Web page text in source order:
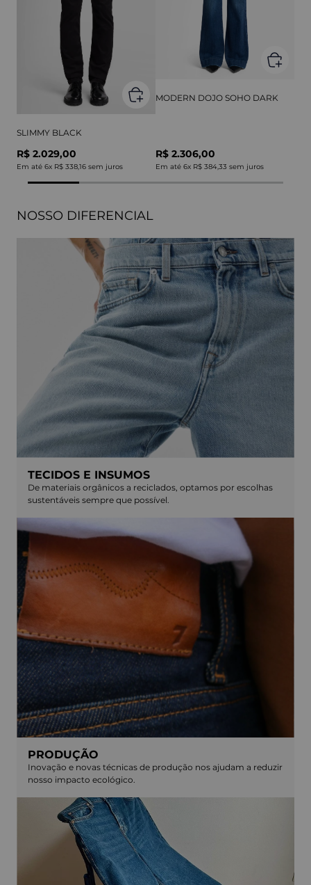
SLIMMY BLACK
R$ 2.029,00
Em até 6x R$ 338,16 sem juros
MODERN DOJO SOHO DARK
R$ 2.306,00
Em até 6x R$ 384,33 sem juros
NOSSO DIFERENCIAL
TECIDOS E INSUMOS
De materiais orgânicos a reciclados, optamos por escolhas
sustentáveis sempre que possível.
PRODUÇÃO
Inovação e novas técnicas de produção nos ajudam a reduzir
nosso impacto ecológico.